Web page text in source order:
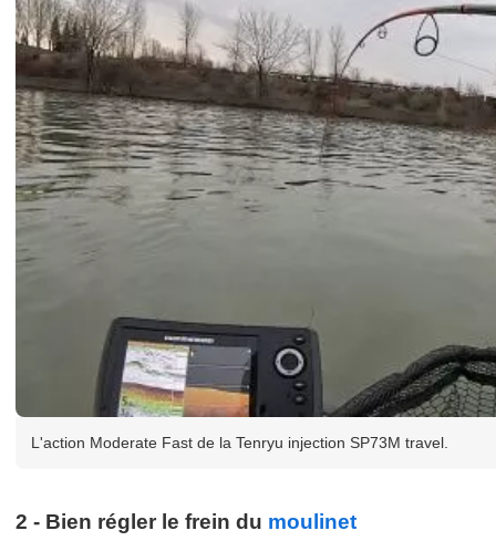
L'action Moderate Fast de la Tenryu injection SP73M travel.
2 - Bien régler le frein du moulinet